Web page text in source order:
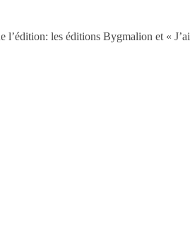
l’édition: les éditions Bygmalion et «